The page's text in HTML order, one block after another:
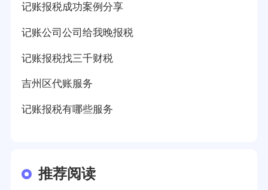
记账报税成功案例分享
记账公司公司给我晚报税
记账报税找三千财税
吉州区代账服务
记账报税有哪些服务
推荐阅读